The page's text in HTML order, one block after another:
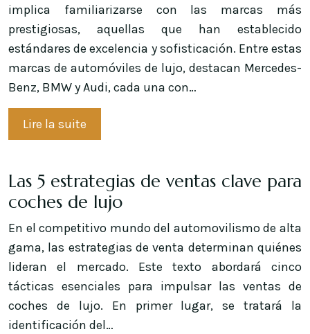
implica familiarizarse con las marcas más
prestigiosas, aquellas que han establecido
estándares de excelencia y sofisticación. Entre estas
marcas de automóviles de lujo, destacan Mercedes-
Benz, BMW y Audi, cada una con…
Lire la suite
Las 5 estrategias de ventas clave para
coches de lujo
En el competitivo mundo del automovilismo de alta
gama, las estrategias de venta determinan quiénes
lideran el mercado. Este texto abordará cinco
tácticas esenciales para impulsar las ventas de
coches de lujo. En primer lugar, se tratará la
identificación del…